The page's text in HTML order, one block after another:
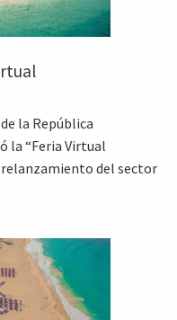
la República
la “Feria Virtual
relanzamiento del sector